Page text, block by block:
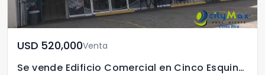
USD	520,000Venta
Se vende Edificio Comercial en Cinco Esquinas de Tibás!